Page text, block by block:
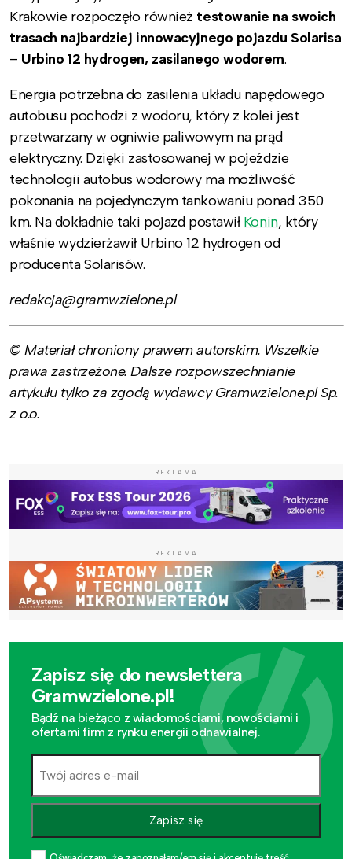
Krakowie rozpoczęło również testowanie na swoich
trasach najbardziej innowacyjnego pojazdu Solarisa
– Urbino 12 hydrogen, zasilanego wodorem.
Energia potrzebna do zasilenia układu napędowego
autobusu pochodzi z wodoru, który z kolei jest
przetwarzany w ogniwie paliwowym na prąd
elektryczny. Dzięki zastosowanej w pojeździe
technologii autobus wodorowy ma możliwość
pokonania na pojedynczym tankowaniu ponad 350
km. Na dokładnie taki pojazd postawił Konin, który
właśnie wydzierżawił Urbino 12 hydrogen od
producenta Solarisów.
redakcja@gramwzielone.pl
© Materiał chroniony prawem autorskim. Wszelkie
prawa zastrzeżone. Dalsze rozpowszechnianie
artykułu tylko za zgodą wydawcy Gramwzielone.pl Sp.
z o.o.
REKLAMA
REKLAMA
Zapisz się do newslettera
Gramwzielone.pl!
Bądź na bieżąco z wiadomościami, nowościami i
ofertami firm z rynku energii odnawialnej.
Zapisz się